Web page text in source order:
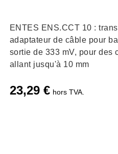
ENTES ENS.CCT 10 :
adaptateur de câble pour
sortie de 333 mV, pour des
allant jusqu'à 10 mm
23,29 € hors TVA.